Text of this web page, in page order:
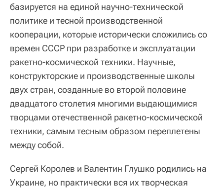
базируется на единой научно-технической
политике и тесной производственной
кооперации, которые исторически сложились со
времен СССР при разработке и эксплуатации
ракетно-космической техники. Научные,
конструкторские и производственные школы
двух стран, созданные во второй половине
двадцатого столетия многими выдающимися
творцами отечественной ракетно-космической
техники, самым тесным образом переплетены
между собой.
Сергей Королев и Валентин Глушко родились на
Украине, но практически вся их творческая